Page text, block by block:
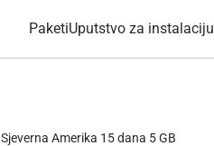
PaketiUputstvo za instalaciju
Sjeverna Amerika 15 dana 5 GB